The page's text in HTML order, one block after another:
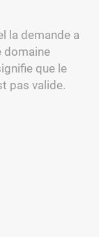
la demande a
domaine
que le
pas valide.